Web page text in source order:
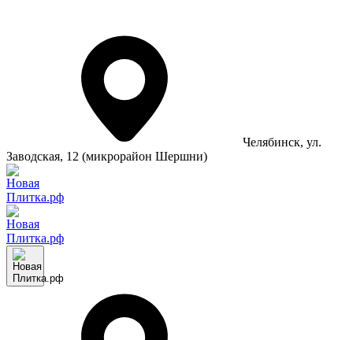
Челябинск, ул.
Заводская, 12 (микрорайон Шершни)